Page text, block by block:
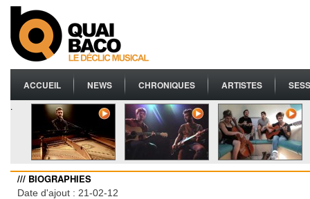
ACCUEIL NEWS CHRONIQUES ARTISTES
.
/// BIOGRAPHIES
Date d'ajout : 21-02-12